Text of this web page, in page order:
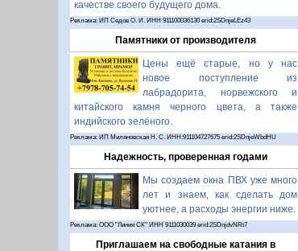
качестве своего будущего дома.
Реклама: ИП Седов О. И. ИНН 911100036130 erid:2SDnjeLEz43
Памятники от производителя
Цены ещё старые, но у нас
новое поступление из
лабрадорита, норвежского и
китайского камня черного цвета, а также
индийского зелёного.
Реклама: ИП Миляновская Н. С. ИНН:911104727675 erid:2SDnjeWbdHU
Надежность, проверенная годами
Мы создаем окна ПВХ уже много
лет и знаем, как сделать дом
уютнее, а расходы энергии ниже.
Реклама: ООО "Линия СК" ИНН 9111030039 erid:2SDnjdvNRt7
Приглашаем на свободные катания в